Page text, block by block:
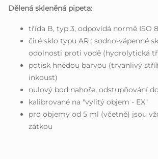
Dělená skleněná pipeta:
třída B, typ 3, odpovídá normě ISO
čiré sklo typu AR : sodno-vápenné
odolnosti proti vodě (hydrolytická
potisk hnědou barvou (trvanlivý
inkoust)
nulový bod nahoře, odstupňování
kalibrované na "vylitý objem - EX"
pro objemy od 5 ml (včetně) jsou
zátkou